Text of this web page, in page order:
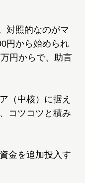
対照的なのがマ
円から始められ
円からで、助言
（中核）に据え
コツコツと積み
金を追加投入す